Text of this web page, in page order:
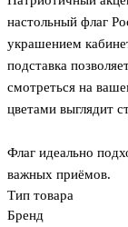
настольный флаг
украшением
подставка
смотреться на
цветами выглядит
Флаг идеально
важных приёмов.
Тип товара
Бренд